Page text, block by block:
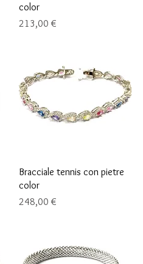
color
Precio
213,00 €
Vista rápida
Bracciale tennis con pietre
color
Precio
248,00 €